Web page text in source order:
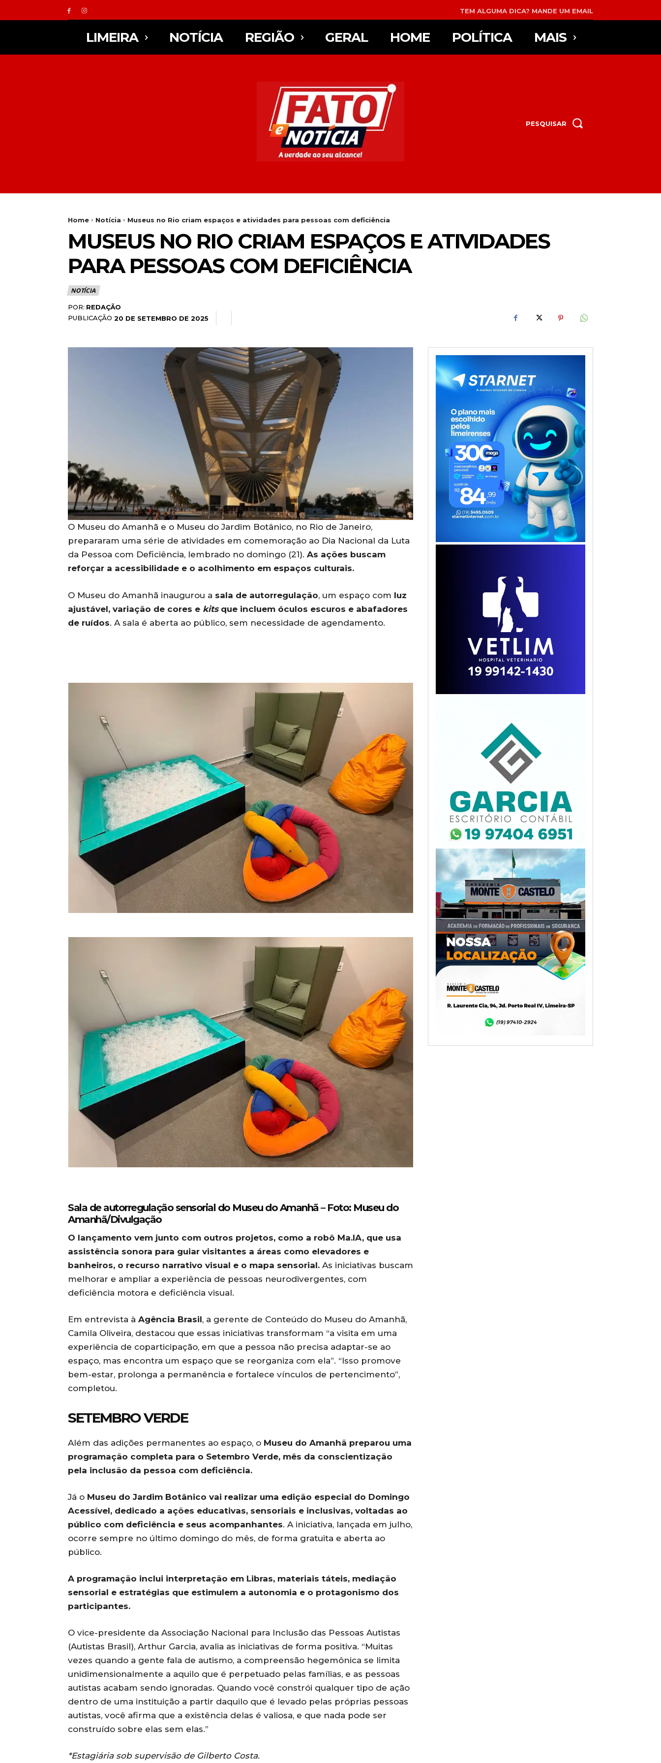
TEM ALGUMA DICA? MANDE UM EMAIL
LIMEIRA NOTÍCIA REGIÃO GERAL HOME POLÍTICA MAIS
PESQUISAR
Home Notícia Museus no Rio criam espaços e atividades para pessoas com deficiência
MUSEUS NO RIO CRIAM ESPAÇOS E ATIVIDADES
PARA PESSOAS COM DEFICIÊNCIA
NOTÍCIA
POR: REDAÇÃO
PUBLICAÇÃO 20 DE SETEMBRO DE 2025
O Museu do Amanhã e o Museu do Jardim Botânico, no Rio de Janeiro,
prepararam uma série de atividades em comemoração ao Dia Nacional da Luta
da Pessoa com Deficiência, lembrado no domingo (21). As ações buscam
reforçar a acessibilidade e o acolhimento em espaços culturais.
O Museu do Amanhã inaugurou a sala de autorregulação, um espaço com luz
ajustável, variação de cores e kitsque incluem óculos escuros e abafadores
de ruídos. A sala é aberta ao público, sem necessidade de agendamento.
Sala de autorregulação sensorial do Museu do Amanhã – Foto: Museu do
Amanhã/Divulgação
O lançamento vem junto com outros projetos, como a robô Ma.IA, que usa
assistência sonora para guiar visitantes a áreas como elevadores e
banheiros, o recurso narrativo visual e o mapa sensorial. As iniciativas buscam
melhorar e ampliar a experiência de pessoas neurodivergentes, com
deficiência motora e deficiência visual.
Em entrevista à Agência Brasil, a gerente de Conteúdo do Museu do Amanhã,
Camila Oliveira, destacou que essas iniciativas transformam “a visita em uma
experiência de coparticipação, em que a pessoa não precisa adaptar-se ao
espaço, mas encontra um espaço que se reorganiza com ela”. “Isso promove
bem-estar, prolonga a permanência e fortalece vínculos de pertencimento”,
completou.
SETEMBRO VERDE
Além das adições permanentes ao espaço, o Museu do Amanhã preparou uma
programação completa para o Setembro Verde, mês da conscientização
pela inclusão da pessoa com deficiência.
Já o Museu do Jardim Botânico vai realizar uma edição especial do Domingo
Acessível, dedicado a ações educativas, sensoriais e inclusivas, voltadas ao
público com deficiência e seus acompanhantes. A iniciativa, lançada em julho,
ocorre sempre no último domingo do mês, de forma gratuita e aberta ao
público.
A programação inclui interpretação em Libras, materiais táteis, mediação
sensorial e estratégias que estimulem a autonomia e o protagonismo dos
participantes.
O vice-presidente da Associação Nacional para Inclusão das Pessoas Autistas
(Autistas Brasil), Arthur Garcia, avalia as iniciativas de forma positiva. “Muitas
vezes quando a gente fala de autismo, a compreensão hegemônica se limita
unidimensionalmente a aquilo que é perpetuado pelas famílias, e as pessoas
autistas acabam sendo ignoradas. Quando você constrói qualquer tipo de ação
dentro de uma instituição a partir daquilo que é levado pelas próprias pessoas
autistas, você afirma que a existência delas é valiosa, e que nada pode ser
construído sobre elas sem elas.”
*Estagiária sob supervisão de Gilberto Costa.